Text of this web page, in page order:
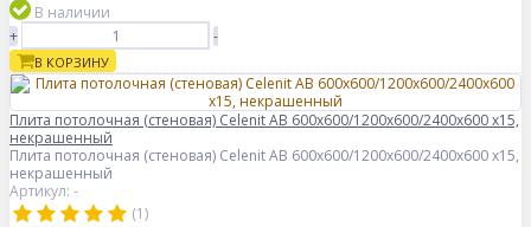
В наличии
+
-
В КОРЗИНУ
Плита потолочная (стеновая) Celenit AB 600x600/1200x600/2400x600 x15,
некрашенный
Плита потолочная (стеновая) Celenit AB 600x600/1200x600/2400x600 x15,
некрашенный
Артикул: -
(1)